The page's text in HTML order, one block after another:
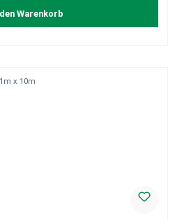
Warenkorb